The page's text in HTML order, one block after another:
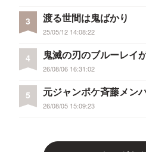
3 渡る世間は鬼ばかり
25/05/12 14:08:22
4
鬼滅の刃のブルーレイ
富岡さん死亡！
26/08/06 16:31:02
5 元ジャンポケ斉藤メン
26/08/05 15:09:23